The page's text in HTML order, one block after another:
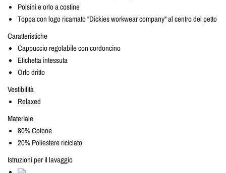
Polsini e orlo a costine
Toppa con logo ricamato "Dickies workwear company" al centro del petto
Caratteristiche
Cappuccio regolabile con cordoncino
Etichetta intessuta
Orlo dritto
Vestibilità
Relaxed
Materiale
80% Cotone
20% Poliestere riciclato
Istruzioni per il lavaggio